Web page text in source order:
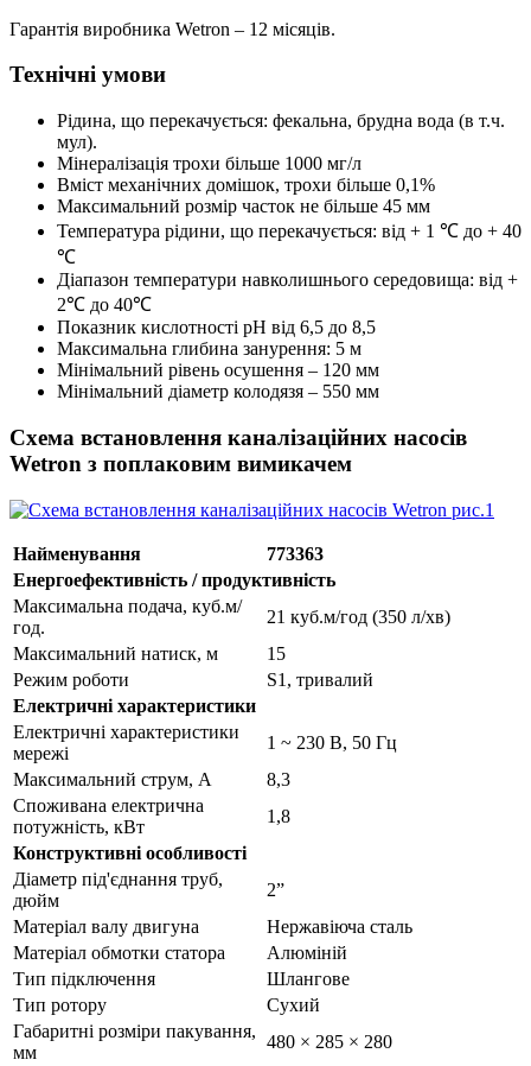
Гарантія виробника Wetron – 12 місяців.
Технічні умови
Рідина, що перекачується: фекальна, брудна вода (в т.ч.
мул).
Мінералізація трохи більше 1000 мг/л
Вміст механічних домішок, трохи більше 0,1%
Максимальний розмір часток не більше 45 мм
Температура рідини, що перекачується: від + 1 ℃ до + 40
℃
Діапазон температури навколишнього середовища: від +
2℃ до 40℃
Показник кислотності pH від 6,5 до 8,5
Максимальна глибина занурення: 5 м
Мінімальний рівень осушення – 120 мм
Мінімальний діаметр колодязя – 550 мм
Схема встановлення каналізаційних насосів
Wetron з поплаковим вимикачем
Найменування
773363
Енергоефективність / продуктивність
Максимальна подача, куб.м/
год.
21 куб.м/год (350 л/хв)
Максимальний натиск, м
15
Режим роботи
S1, тривалий
Електричні характеристики
Електричні характеристики
мережі
1 ~ 230 В, 50 Гц
Максимальний струм, А
8,3
Споживана електрична
потужність, кВт
1,8
Конструктивні особливості
Діаметр під'єднання труб,
дюйм
2”
Матеріал валу двигуна
Нержавіюча сталь
Матеріал обмотки статора
Алюміній
Тип підключення
Шлангове
Тип ротору
Сухий
Габаритні розміри пакування,
мм
480 × 285 × 280